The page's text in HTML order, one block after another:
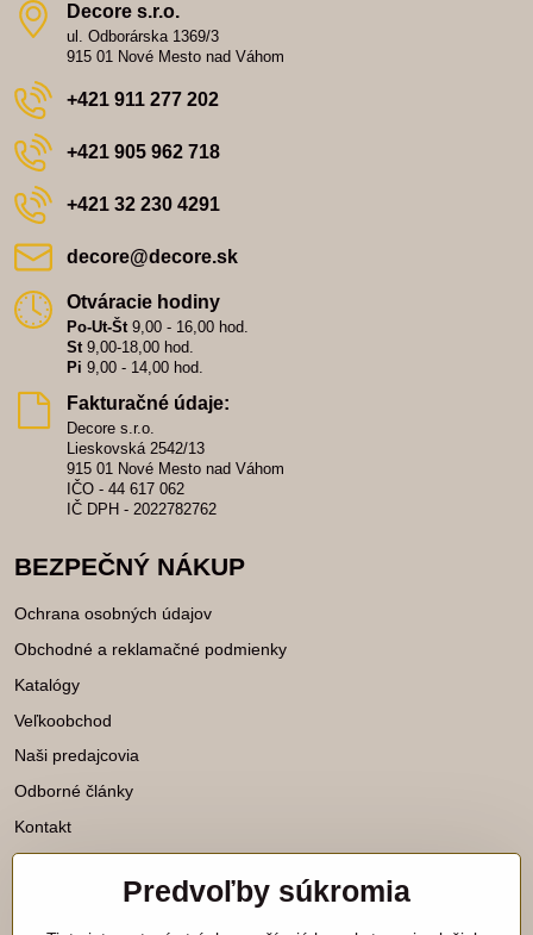
Decore s​.r​.o​.
ul. Odborárska 1369/3
915 01 Nové Mesto nad Váhom
+421 911 277 202
+421 905 962 718
+421 32 230 4291
decore​@decore​.sk
Otváracie hodiny
Po-Ut-Št9,00 - 16,00 hod.
St9,00-18,00 hod.
Pi 9,00 - 14,00 hod.
Fakturačné údaje:
Decore s.r.o.
Lieskovská 2542/13
915 01 Nové Mesto nad Váhom
IČO - 44 617 062
IČ DPH - 2022782762
BEZPEČNÝ NÁKUP
Ochrana osobných údajov
Obchodné a reklamačné podmienky
Katalógy
Veľkoobchod
Naši predajcovia
Odborné články
Kontakt
Katalógy na stiahnutie
Predvoľby súkromia